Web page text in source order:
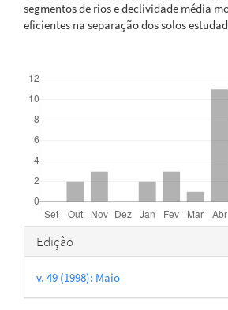
segmentos de rios e declividade média
eficientes na separação dos solos
Detalhes
do
artigo
Edição
v. 49 (1998): Maio